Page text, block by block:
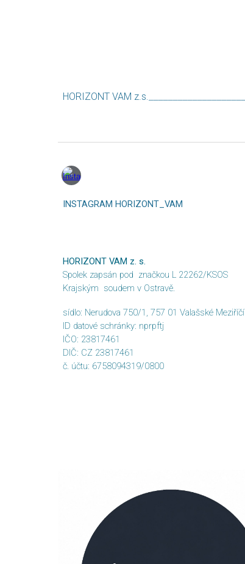
HORIZONT VAM z.s.
INSTAGRAM HORIZONT_VAM
HORIZONT VAM z. s.
Spolek zapsán pod značkou L 22262/KSOS
Krajským soudem v Ostravě.
sídlo: Nerudova 750/1, 757 01 Valašské Meziříčí
ID datové schránky: nprpftj
IČO: 23817461
DIČ: CZ 23817461
č. účtu: 6758094319/0800